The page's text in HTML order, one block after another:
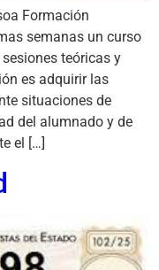
Formación
semanas un curso
teóricas y
es adquirir las
situaciones de
del alumnado y de
el […]